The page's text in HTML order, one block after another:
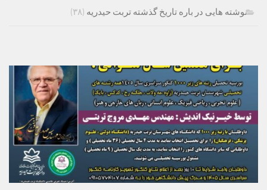
نوشته هایی در باره تاریخ گذشته تربت حیدریه (۳۸)